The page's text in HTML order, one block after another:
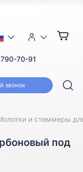
звонок
790-70-91
и стеммеры
под